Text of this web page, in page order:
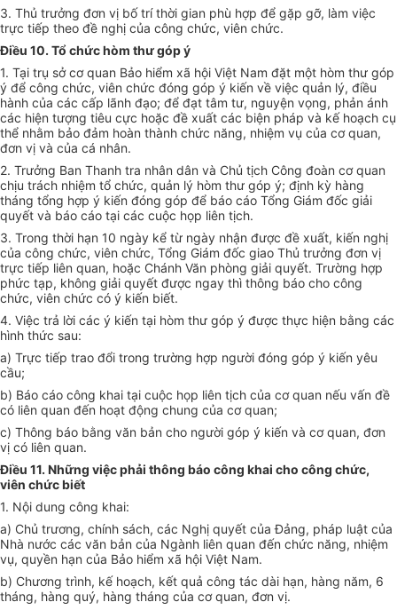
3. Thủ trưởng đơn vị bố trí thời gian phù hợp để gặp gỡ, làm việc
trực tiếp theo đề nghị của công chức, viên chức.
Điều 10. Tổ chức hòm thư góp ý
1. Tại trụ sở cơ quan Bảo hiểm xã hội Việt Nam đặt một hòm thư góp
ý để công chức, viên chức đóng góp ý kiến về việc quản lý, điều
hành của các cấp lãnh đạo; để đạt tâm tư, nguyện vọng, phản ánh
các hiện tượng tiêu cực hoặc đề xuất các biện pháp và kế hoạch cụ
thể nhằm bảo đảm hoàn thành chức năng, nhiệm vụ của cơ quan,
đơn vị và của cá nhân.
2. Trưởng Ban Thanh tra nhân dân và Chủ tịch Công đoàn cơ quan
chịu trách nhiệm tổ chức, quản lý hòm thư góp ý; định kỳ hàng
tháng tổng hợp ý kiến đóng góp để báo cáo Tổng Giám đốc giải
quyết và báo cáo tại các cuộc họp liên tịch.
3. Trong thời hạn 10 ngày kể từ ngày nhận được đề xuất, kiến nghị
của công chức, viên chức, Tổng Giám đốc giao Thủ trưởng đơn vị
trực tiếp liên quan, hoặc Chánh Văn phòng giải quyết. Trường hợp
phức tạp, không giải quyết được ngay thì thông báo cho công
chức, viên chức có ý kiến biết.
4. Việc trả lời các ý kiến tại hòm thư góp ý được thực hiện bằng các
hình thức sau:
a) Trực tiếp trao đổi trong trường hợp người đóng góp ý kiến yêu
cầu;
b) Báo cáo công khai tại cuộc họp liên tịch của cơ quan nếu vấn đề
có liên quan đến hoạt động chung của cơ quan;
c) Thông báo bằng văn bản cho người góp ý kiến và cơ quan, đơn
vị có liên quan.
Điều 11. Những việc phải thông báo công khai cho công chức,
viên chức biết
1. Nội dung công khai:
a) Chủ trương, chính sách, các Nghị quyết của Đảng, pháp luật của
Nhà nước các văn bản của Ngành liên quan đến chức năng, nhiệm
vụ, quyền hạn của Bảo hiểm xã hội Việt Nam.
b) Chương trình, kế hoạch, kết quả công tác dài hạn, hàng năm, 6
tháng, hàng quý, hàng tháng của cơ quan, đơn vị.